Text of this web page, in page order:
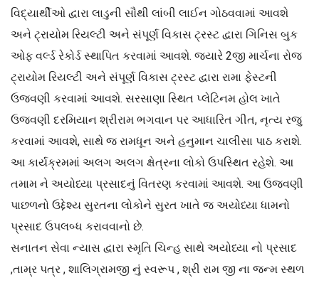
વિદ્યાર્થીઓ દ્વારા લાડુની સૌથી લાંબી લાઈન ગોઠવવામાં આવશે
અને ટ્રાયોમ રિયલ્ટી અને સંપૂર્ણ વિકાસ ટ્રસ્ટ દ્વારા ગિનિસ બુક
ઓફ વર્લ્ડ રેકોર્ડ સ્થાપિત કરવામાં આવશે. જ્યારે 2જી માર્ચના રોજ
ટ્રાયોમ રિયલ્ટી અને સંપૂર્ણ વિકાસ ટ્રસ્ટ દ્વારા રામા ફેસ્ટની
ઉજવણી કરવામાં આવશે. સરસાણા સ્થિત પ્લેટિનમ હોલ ખાતે
ઉજવણી દરમિયાન શ્રીરામ ભગવાન પર આધારિત ગીત, નૃત્ય રજુ
કરવામાં આવશે, સાથે જ રામધૂન અને હનુમાન ચાલીસા પાઠ કરાશે.
આ કાર્યક્રમમાં અલગ અલગ ક્ષેત્રના લોકો ઉપસ્થિત રહેશે. આ
તમામ ને અયોધ્યા પ્રસાદનું વિતરણ કરવામાં આવશે. આ ઉજવણી
પાછળનો ઉદ્દેશ્ય સુરતના લોકોને સુરત ખાતે જ અયોધ્યા ધામનો
પ્રસાદ ઉપલબ્ધ કરાવવાનો છે.
સનાતન સેવા ન્યાસ દ્વારા સ્મૃતિ ચિન્હ સાથે અયોધ્યા નો પ્રસાદ
,તામ્ર પત્ર , શાલિગ્રામજી નું સ્વરૂપ , શ્રી રામ જી ના જન્મ સ્થળ